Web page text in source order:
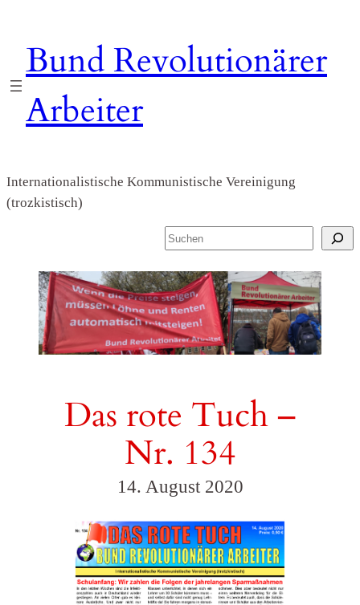
springen
Bund Revolutionärer
Arbeiter
Internationalistische Kommunistische Vereinigung
(trozkistisch)
S
c
h
e
n
Das rote Tuch –
Nr. 134
14. August 2020